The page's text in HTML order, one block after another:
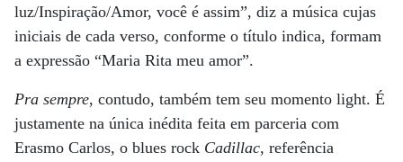
luz/Inspiração/Amor, você é assim”, diz a música cujas
iniciais de cada verso, conforme o título indica, formam
a expressão “Maria Rita meu amor”.
Pra sempre, contudo, também tem seu momento light. É
justamente na única inédita feita em parceria com
Erasmo Carlos, o blues rock Cadillac, referência